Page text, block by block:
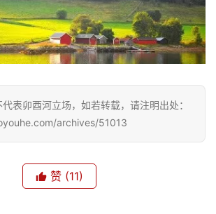
表卯酉河立场，如若转载，请注明出处：
archives/51013
赞 (11)